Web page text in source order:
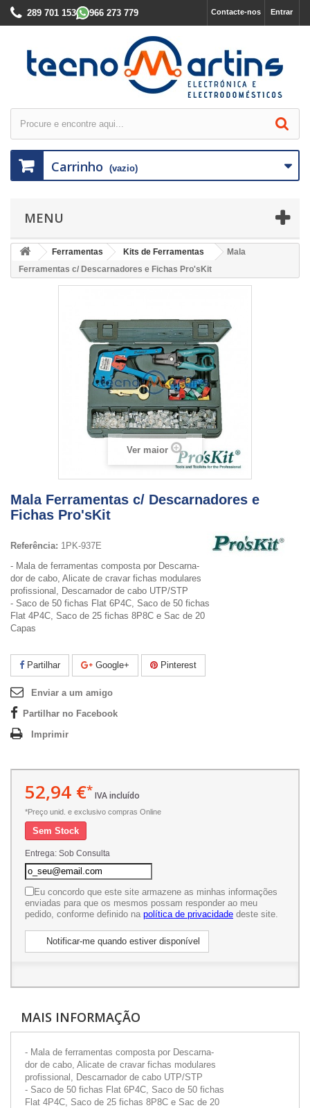
Entrar
Contacte-nos
289 701 153 966 273 779
Carrinho (vazio)
MENU
Ferramentas Kits de Ferramentas
Mala
Ferramentas c/ Descarnadores e Fichas Pro'sKit
Ver maior
Mala Ferramentas c/ Descarnadores e
Fichas Pro'sKit
Referência: 1PK-937E
- Mala de ferramentas composta por Descarna-
dor de cabo, Alicate de cravar fichas modulares
profissional, Descarnador de cabo UTP/STP
- Saco de 50 fichas Flat 6P4C, Saco de 50 fichas
Flat 4P4C, Saco de 25 fichas 8P8C e Sac de 20
Capas
Partilhar Google+ Pinterest
Enviar a um amigo
Partilhar no Facebook
Imprimir
52,94 €*IVA incluído
*Preço unid. e exclusivo compras Online
Sem Stock
Entrega: Sob Consulta
Eu concordo que este site armazene as minhas informações
enviadas para que os mesmos possam responder ao meu
pedido, conforme definido na política de privacidade deste site.
Notificar-me quando estiver disponível
MAIS INFORMAÇÃO
- Mala de ferramentas composta por Descarna-
dor de cabo, Alicate de cravar fichas modulares
profissional, Descarnador de cabo UTP/STP
- Saco de 50 fichas Flat 6P4C, Saco de 50 fichas
Flat 4P4C, Saco de 25 fichas 8P8C e Sac de 20